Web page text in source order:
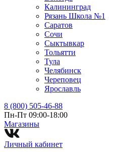
Калининград
Рязань Школа №1
Саратов
Сочи
Сыктывкар
Тольятти
Тула
Челябинск
Череповец
Ярославль
8 (800) 505-46-88
Пн-Пт 09:00-18:00
Магазины⁠
Личный кабинет